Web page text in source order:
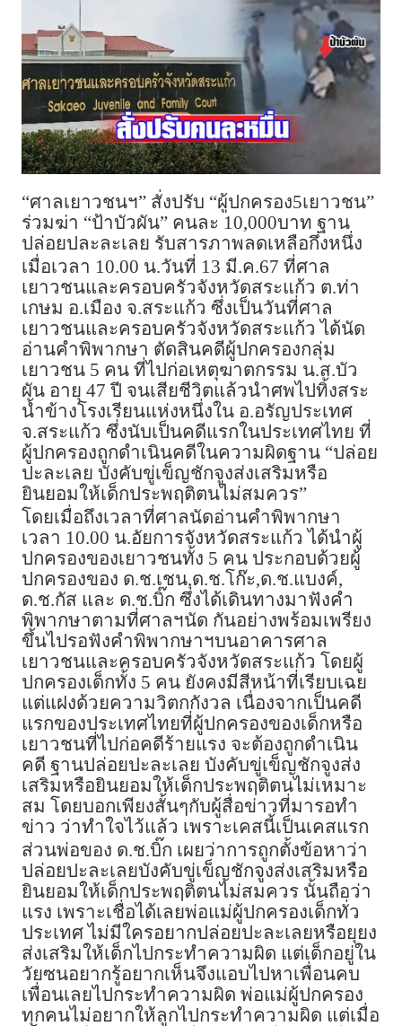
“ศาลเยาวชนฯ” สั่งปรับ “ผู้ปกครอง5เยาวชน”
ร่วมฆ่า “ป้าบัวผัน” คนละ 10,000บาท ฐาน
ปล่อยปละละเลย รับสารภาพลดเหลือกึ่งหนึ่ง
เมื่อเวลา 10.00 น.วันที่ 13 มี.ค.67 ที่ศาล
เยาวชนและครอบครัวจังหวัดสระแก้ว ต.ท่า
เกษม อ.เมือง จ.สระแก้ว ซึ่งเป็นวันที่ศาล
เยาวชนและครอบครัวจังหวัดสระแก้ว ได้นัด
อ่านคำพิพากษา ตัดสินคดีผู้ปกครองกลุ่ม
เยาวชน 5 คน ที่ไปก่อเหตุฆาตกรรม น.ส.บัว
ผัน อายุ 47 ปี จนเสียชีวิตแล้วนำศพไปทิ้งสระ
น้ำข้างโรงเรียนแห่งหนึ่งใน อ.อรัญประเทศ
จ.สระแก้ว ซึ่งนับเป็นคดีแรกในประเทศไทย ที่
ผู้ปกครองถูกดำเนินคดีในความผิดฐาน “ปล่อย
ปะละเลย บังคับขู่เข็ญชักจูงส่งเสริมหรือ
ยินยอมให้เด็กประพฤติตนไม่สมควร”
โดยเมื่อถึงเวลาที่ศาลนัดอ่านคำพิพากษา
เวลา 10.00 น.อัยการจังหวัดสระแก้ว ได้นำผู้
ปกครองของเยาวชนทั้ง 5 คน ประกอบด้วยผู้
ปกครองของ ด.ช.เชน,ด.ช.โก๊ะ,ด.ช.แบงค์,
ด.ช.กัส และ ด.ช.บิ๊ก ซึ่งได้เดินทางมาฟังคำ
พิพากษาตามที่ศาลฯนัด กันอย่างพร้อมเพรียง
ขึ้นไปรอฟังคำพิพากษาฯบนอาคารศาล
เยาวชนและครอบครัวจังหวัดสระแก้ว โดยผู้
ปกครองเด็กทั้ง 5 คน ยังคงมีสีหน้าที่เรียบเฉย
แต่แฝงด้วยความวิตกกังวล เนื่องจากเป็นคดี
แรกของประเทศไทยที่ผู้ปกครองของเด็กหรือ
เยาวชนที่ไปก่อคดีร้ายแรง จะต้องถูกดำเนิน
คดี ฐานปล่อยปะละเลย บังคับขู่เข็ญชักจูงส่ง
เสริมหรือยินยอมให้เด็กประพฤติตนไม่เหมาะ
สม โดยบอกเพียงสั้นๆกับผู้สื่อข่าวที่มารอทำ
ข่าว ว่าทำใจไว้แล้ว เพราะเคสนี้เป็นเคสแรก
ส่วนพ่อของ ด.ช.บิ๊ก เผยว่าการถูกตั้งข้อหาว่า
ปล่อยปะละเลยบังคับขู่เข็ญชักจูงส่งเสริมหรือ
ยินยอมให้เด็กประพฤติตนไม่สมควร นั้นถือว่า
แรง เพราะเชื่อได้เลยพ่อแม่ผู้ปกครองเด็กทั่ว
ประเทศ ไม่มีใครอยากปล่อยปะละเลยหรือยุยง
ส่งเสริมให้เด็กไปกระทำความผิด แต่เด็กอยู่ใน
วัยซนอยากรู้อยากเห็นจึงแอบไปหาเพื่อนคบ
เพื่อนเลยไปกระทำความผิด พ่อแม่ผู้ปกครอง
ทุกคนไม่อยากให้ลูกไปกระทำความผิด แต่เมื่อ